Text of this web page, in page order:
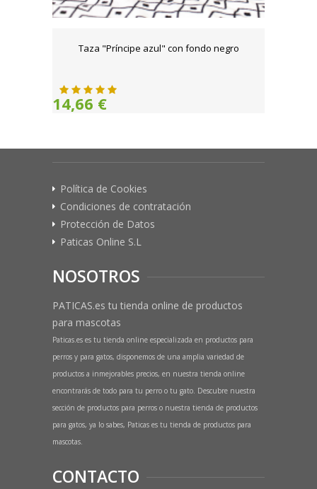
Taza "Príncipe azul" con fondo negro
14,66 €
Política de Cookies
Condiciones de contratación
Protección de Datos
Paticas Online S.L
NOSOTROS
PATICAS.es tu tienda online de productos
para mascotas
Paticas.es es tu tienda online especializada en productos para
perros y para gatos, disponemos de una amplia variedad de
productos a inmejorables precios, en nuestra tienda online
encontrarás de todo para tu perro o tu gato. Descubre nuestra
sección de productos para perros o nuestra tienda de productos
para gatos, ya lo sabes, Paticas es tu tienda de productos para
mascotas.
CONTACTO